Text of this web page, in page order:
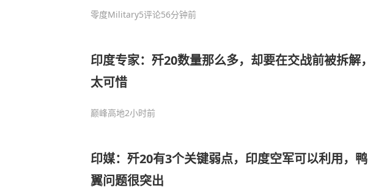
零度Military5评论56分钟前
印度专家：歼20数量那么多，却要在交战前被拆解，
太可惜
巅峰高地2小时前
印媒：歼20有3个关键弱点，印度空军可以利用，鸭
翼问题很突出